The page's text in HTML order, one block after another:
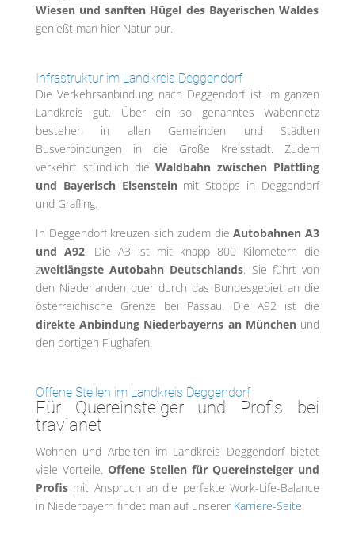
Wiesen und sanften Hügel des Bayerischen Waldes
genießt man hier Natur pur.
Infrastruktur im Landkreis Deggendorf
Die Verkehrsanbindung nach Deggendorf ist im ganzen
Landkreis gut. Über ein so genanntes Wabennetz
bestehen in allen Gemeinden und Städten
Busverbindungen in die Große Kreisstadt. Zudem
verkehrt stündlich dieWaldbahn zwischen Plattling
und Bayerisch Eisensteinmit Stopps in Deggendorf
und Grafling.
In Deggendorf kreuzen sich zudem dieAutobahnen A3
und A92. Die A3 ist mit knapp 800 Kilometern die
zweitlängste Autobahn Deutschlands. Sie führt von
den Niederlanden quer durch das Bundesgebiet an die
österreichische Grenze bei Passau. Die A92 ist die
direkte Anbindung Niederbayerns an Münchenund
den dortigen Flughafen.
Offene Stellen im Landkreis Deggendorf
Für Quereinsteiger und Profis bei
travianet
Wohnen und Arbeiten im Landkreis Deggendorf bietet
viele Vorteile. Offene Stellen für Quereinsteiger und
Profismit Anspruch an die perfekte Work-Life-Balance
in Niederbayern findet man auf unserer Karriere-Seite.